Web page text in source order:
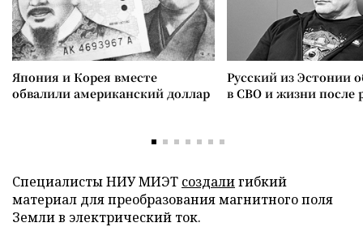
Япония и Корея вместе
обвалили американский доллар
Русский из Эстонии
в СВО и жизни после
Специалисты НИУ МИЭТ создалигибкий
материал для преобразования магнитного поля
Земли в электрический ток.